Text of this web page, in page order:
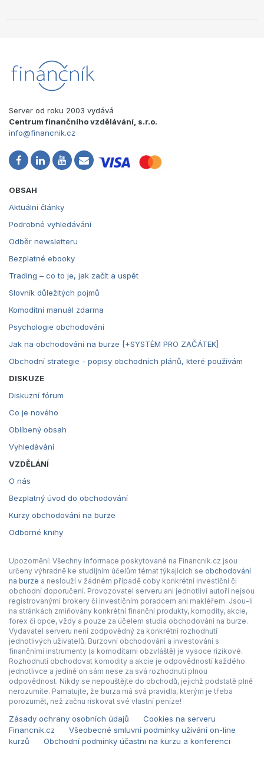
Server od roku 2003 vydává
Centrum finančního vzdělávání, s.r.o.
info@financnik.cz
OBSAH
Aktuální články
Podrobné vyhledávání
Odběr newsletteru
Bezplatné ebooky
Trading – co to je, jak začít a uspět
Slovník důležitých pojmů
Komoditní manuál zdarma
Psychologie obchodování
Jak na obchodování na burze [+SYSTÉM PRO ZAČÁTEK]
Obchodní strategie - popisy obchodních plánů, které používám
DISKUZE
Diskuzní fórum
Co je nového
Oblíbený obsah
Vyhledávání
VZDĚLÁNÍ
O nás
Bezplatný úvod do obchodování
Kurzy obchodování na burze
Odborné knihy
Upozornění: Všechny informace poskytované na Financnik.cz jsou
určeny výhradně ke studijním účelům témat týkajících se obchodování
na burze a neslouží v žádném případě coby konkrétní investiční či
obchodní doporučení. Provozovatel serveru ani jednotliví autoři nejsou
registrovanými brokery či investičním poradcem ani makléřem. Jsou-li
na stránkách zmiňovány konkrétní finanční produkty, komodity, akcie,
forex či opce, vždy a pouze za účelem studia obchodování na burze.
Vydavatel serveru není zodpovědný za konkrétní rozhodnutí
jednotlivých uživatelů. Burzovní obchodování a investování s
finančními instrumenty (a komoditami obzvláště) je vysoce rizikové.
Rozhodnutí obchodovat komodity a akcie je odpovědností každého
jednotlivce a jedině on sám nese za svá rozhodnutí plnou
odpovědnost. Nikdy se nepouštějte do obchodů, jejichž podstatě plně
nerozumíte. Pamatujte, že burza má svá pravidla, kterým je třeba
porozumět, než začnu riskovat své vlastní peníze!
Zásady ochrany osobních údajů
Cookies na serveru
Financnik.cz
Všeobecné smluvní podmínky užívání on-line
kurzů
Obchodní podmínky účastni na kurzu a konferenci